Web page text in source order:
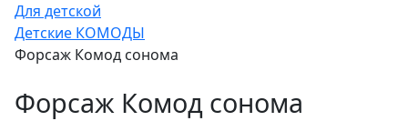
Для детской
Детские КОМОДЫ
Форсаж Комод сонома
Форсаж Комод сонома